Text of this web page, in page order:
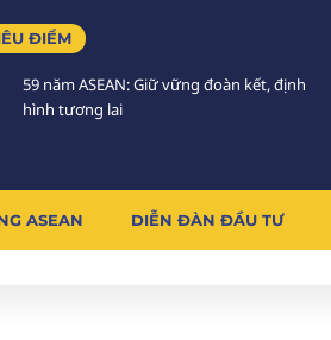
ĐIỂM
59 năm ASEAN: Giữ vững đoàn kết, định
hình tương lai
ASEAN DIỄN ĐÀN ĐẦU TƯ